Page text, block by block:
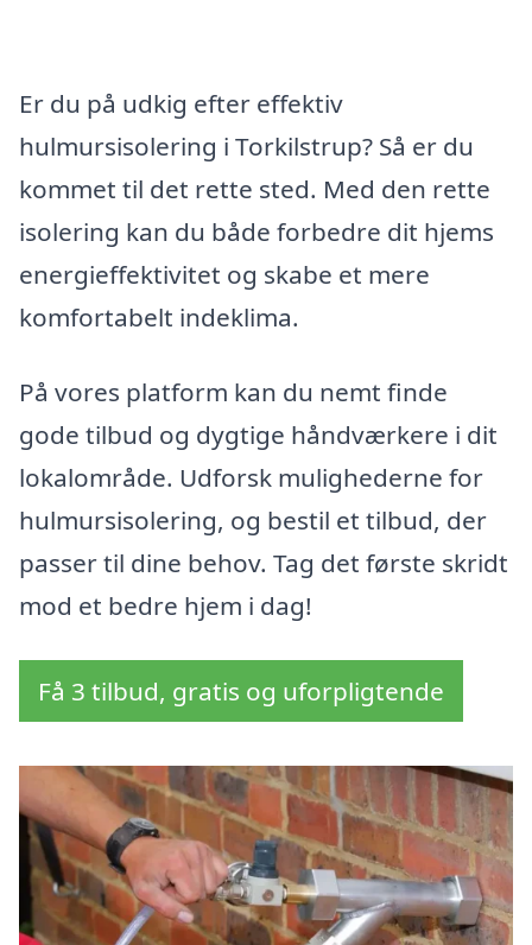
Er du på udkig efter effektiv
hulmursisolering i Torkilstrup? Så er du
kommet til det rette sted. Med den rette
isolering kan du både forbedre dit hjems
energieffektivitet og skabe et mere
komfortabelt indeklima.
På vores platform kan du nemt finde
gode tilbud og dygtige håndværkere i dit
lokalområde. Udforsk mulighederne for
hulmursisolering, og bestil et tilbud, der
passer til dine behov. Tag det første skridt
mod et bedre hjem i dag!
Få 3 tilbud, gratis og uforpligtende